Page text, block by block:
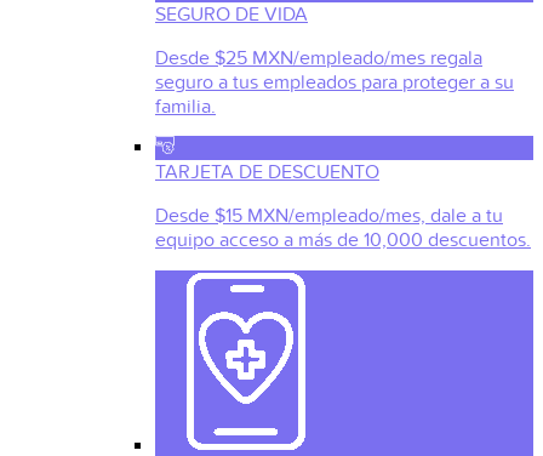
SEGURO DE VIDA
Desde $25 MXN/empleado/mes regala
seguro a tus empleados para proteger a su
familia.
TARJETA DE DESCUENTO
Desde $15 MXN/empleado/mes, dale a tu
equipo acceso a más de 10,000 descuentos.